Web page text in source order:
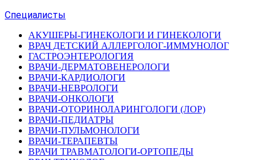
Специалисты
АКУШЕРЫ-ГИНЕКОЛОГИ И ГИНЕКОЛОГИ
ВРАЧ ДЕТСКИЙ АЛЛЕРГОЛОГ-ИММУНОЛОГ
ГАСТРОЭНТЕРОЛОГИЯ
ВРАЧИ-ДЕРМАТОВЕНЕРОЛОГИ
ВРАЧИ-КАРДИОЛОГИ
ВРАЧИ-НЕВРОЛОГИ
ВРАЧИ-ОНКОЛОГИ
ВРАЧИ-ОТОРИНОЛАРИНГОЛОГИ (ЛОР)
ВРАЧИ-ПЕДИАТРЫ
ВРАЧИ-ПУЛЬМОНОЛОГИ
ВРАЧИ-ТЕРАПЕВТЫ
ВРАЧИ ТРАВМАТОЛОГИ-ОРТОПЕДЫ